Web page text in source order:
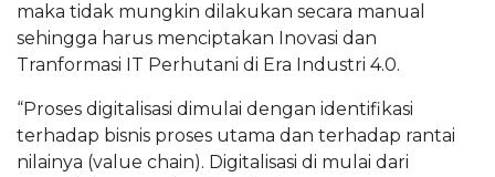
maka tidak mungkin dilakukan secara manual
sehingga harus menciptakan Inovasi dan
Tranformasi IT Perhutani di Era Industri 4.0.
“Proses digitalisasi dimulai dengan identifikasi
terhadap bisnis proses utama dan terhadap rantai
nilainya (value chain). Digitalisasi di mulai dari